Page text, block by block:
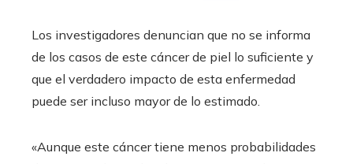
Los investigadores denuncian que no se informa
de los casos de este cáncer de piel lo suficiente y
que el verdadero impacto de esta enfermedad
puede ser incluso mayor de lo estimado.
«Aunque este cáncer tiene menos probabilidades